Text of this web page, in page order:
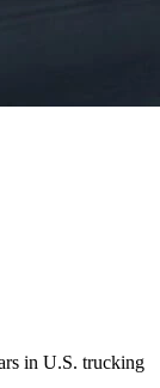
in U.S. trucking